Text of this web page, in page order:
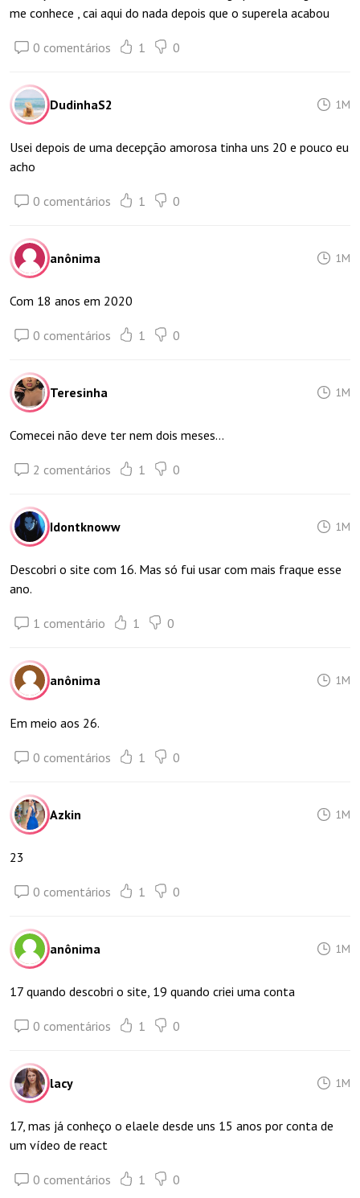
me conhece , cai aqui do nada depois que o superela acabou
0 comentários 1 0
DudinhaS2 1M
Usei depois de uma decepção amorosa tinha uns 20 e pouco eu
acho
0 comentários 1 0
anônima 1M
Com 18 anos em 2020
0 comentários 1 0
Teresinha 1M
Comecei não deve ter nem dois meses…
2 comentários 1 0
Idontknoww 1M
Descobri o site com 16. Mas só fui usar com mais fraque esse
ano.
1 comentário 1 0
anônima 1M
Em meio aos 26.
0 comentários 1 0
Azkin 1M
23
0 comentários 1 0
anônima 1M
17 quando descobri o site, 19 quando criei uma conta
0 comentários 1 0
lacy 1M
17, mas já conheço o elaele desde uns 15 anos por conta de
um vídeo de react
0 comentários 1 0